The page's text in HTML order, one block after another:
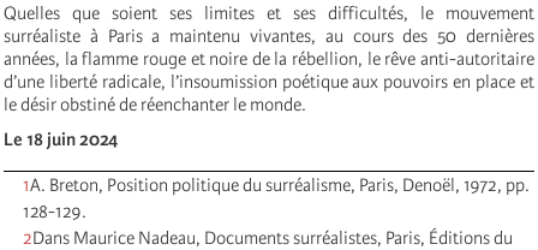
Quelles que soient ses limites et ses difficultés, le mouvement
surréaliste à Paris a maintenu vivantes, au cours des 50 dernières
années, la flamme rouge et noire de la rébellion, le rêve anti-autoritaire
d’une liberté radicale, l’insoumission poétique aux pouvoirs en place et
le désir obstiné de réenchanter le monde.
Le 18 juin 2024
1A. Breton, Position politique du surréalisme, Paris, Denoël, 1972, pp.
128-129.
2Dans Maurice Nadeau, Documents surréalistes, Paris, Éditions du